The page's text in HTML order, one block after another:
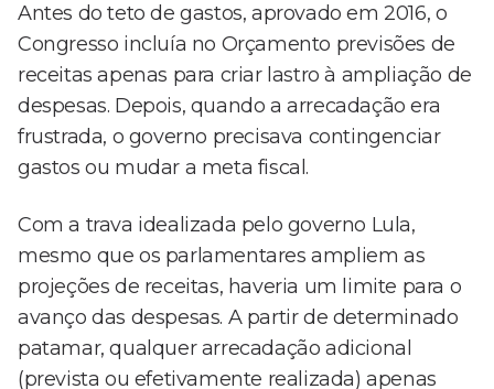
Antes do teto de gastos, aprovado em 2016, o
Congresso incluía no Orçamento previsões de
receitas apenas para criar lastro à ampliação de
despesas. Depois, quando a arrecadação era
frustrada, o governo precisava contingenciar
gastos ou mudar a meta fiscal.
Com a trava idealizada pelo governo Lula,
mesmo que os parlamentares ampliem as
projeções de receitas, haveria um limite para o
avanço das despesas. A partir de determinado
patamar, qualquer arrecadação adicional
(prevista ou efetivamente realizada) apenas